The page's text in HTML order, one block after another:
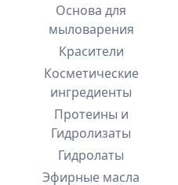
Основа для
мыловарения
Красители
Косметические
ингредиенты
Протеины и
Гидролизаты
Гидролаты
Эфирные масла